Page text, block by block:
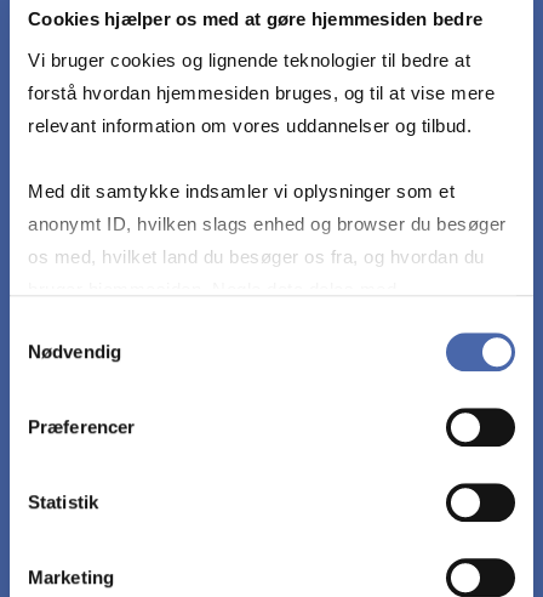
Cookies hjælper os med at gøre hjemmesiden bedre
Vi bruger cookies og lignende teknologier til bedre at
forstå hvordan hjemmesiden bruges, og til at vise mere
relevant information om vores uddannelser og tilbud.
Med dit samtykke indsamler vi oplysninger som et
anonymt ID, hvilken slags enhed og browser du besøger
os med, hvilket land du besøger os fra, og hvordan du
markedsføring. Du bestemmer selv - og kan altid trække
Nødvendig
Præferencer
Statistik
Marketing
betydningen af begge.
Analysere og evaluere strategisk finansiel
kommunikation samt identificere relevante
Vurdere og diskutere finansiel værdiskabelse
kommunikationsmål.
Foretage en struktureret evaluering af